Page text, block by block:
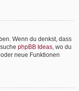
Wenn du denkst, dass
phpBB Ideas, wo du
neue Funktionen